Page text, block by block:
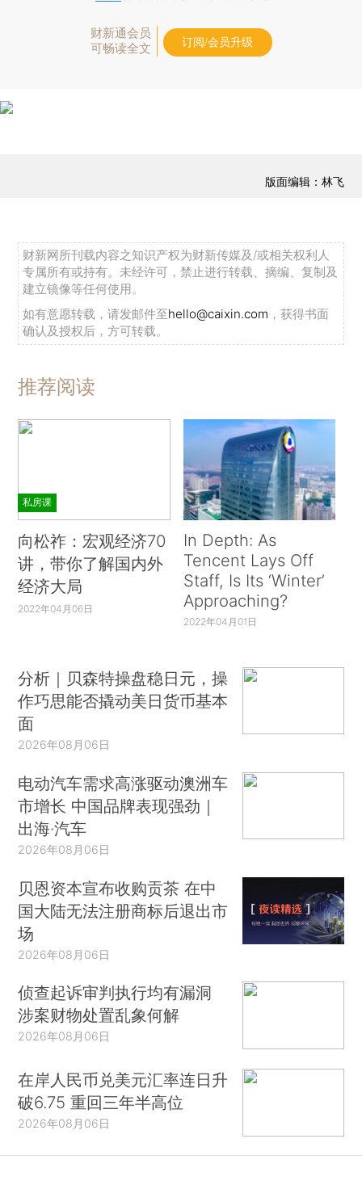
财新通会员
可畅读全文
订阅/会员升级
版面编辑：林飞
财新网所刊载内容之知识产权为财新传媒及/或相关权利人
专属所有或持有。未经许可，禁止进行转载、摘编、复制及
建立镜像等任何使用。
如有意愿转载，请发邮件至hello@caixin.com ，获得书面
确认及授权后，方可转载。
推荐阅读
私房课
向松祚：宏观经济70
讲，带你了解国内外
经济大局
2022年04月06日
In Depth: As
Tencent Lays Off
Staff, Is Its ‘Winter’
Approaching?
2022年04月01日
分析｜贝森特操盘稳日元，操
作巧思能否撬动美日货币基本
面
2026年08月06日
电动汽车需求高涨驱动澳洲车
市增长 中国品牌表现强劲｜
出海·汽车
2026年08月06日
贝恩资本宣布收购贡茶 在中
国大陆无法注册商标后退出市
场
2026年08月06日
侦查起诉审判执行均有漏洞
涉案财物处置乱象何解
2026年08月06日
在岸人民币兑美元汇率连日升
破6.75 重回三年半高位
2026年08月06日